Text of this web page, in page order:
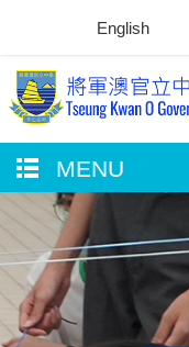
English
MENU